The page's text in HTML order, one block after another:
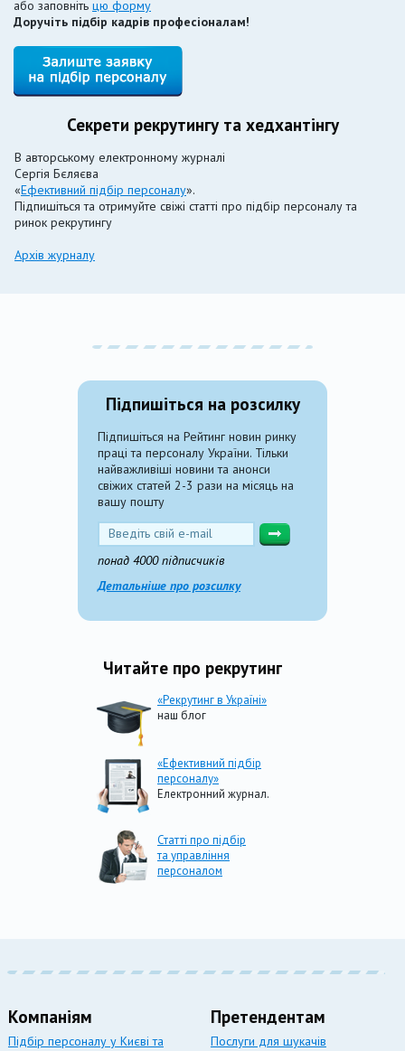
або заповніть цю форму
Доручіть підбір кадрів професіоналам!
Секрети рекрутингу та хедхантінгу
В авторському електронному журналі
Сергія Бєляєва
«Ефективний підбір персоналу».
Підпишіться та отримуйте свіжі статті про підбір персоналу та
ринок рекрутингу
Архів журналу
Підпишіться на розсилку
Підпишіться на Рейтинг новин ринку
праці та персоналу України. Тільки
найважливіші новини та анонси
свіжих статей 2-3 рази на місяць на
вашу пошту
понад 4000 підписчиків
Детальніше про розсилку
Читайте про рекрутинг
«Рекрутинг в Україні»
наш блог
«Ефективний підбір
персоналу»
Електронний журнал.
Статті про підбір
та управління
персоналом
Компаніям
Підбір персоналу у Києві та
Претендентам
Послуги для шукачів